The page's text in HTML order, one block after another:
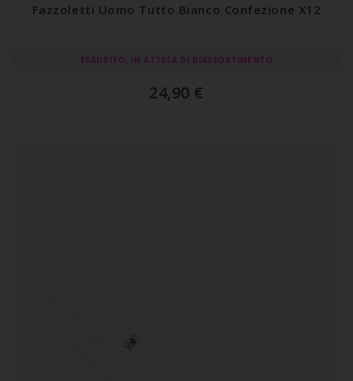
Fazzoletti Uomo Tutto Bianco Confezione X12
ESAURITO, IN ATTESA DI RIASSORTIMENTO
24,90 €